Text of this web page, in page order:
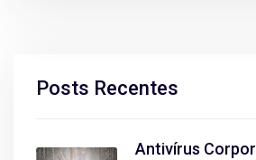
Posts Recentes
Antivírus